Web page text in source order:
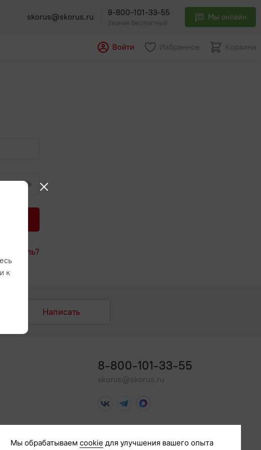
skorus@skorus.ru 8-800-101-33-55
Звонок бесплатный
Мы онлайн
Войти Избранное Корзина
пароль?
Написать
8-800-101-33-55
skorus@skorus.ru
к